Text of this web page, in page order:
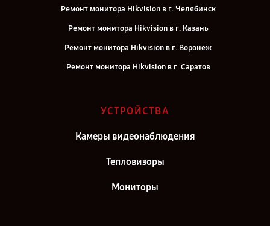
Ремонт монитора Hikvision в г. Челябинск
Ремонт монитора Hikvision в г. Казань
Ремонт монитора Hikvision в г. Воронеж
Ремонт монитора Hikvision в г. Саратов
Ремонт монитора Hikvision в г. Киров
Ремонт монитора Hikvision в г. Санкт-Петербург
УСТРОЙСТВА
Камеры видеонаблюдения
Тепловизоры
Мониторы